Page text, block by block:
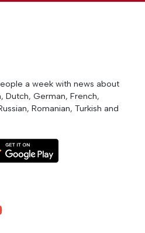
a week with news about
Dutch, German, French,
Romanian, Turkish and